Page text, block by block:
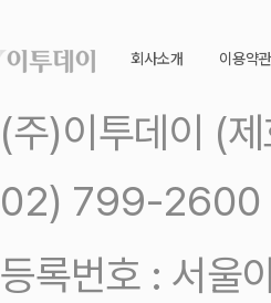
회사소개 이용약관
(주)이투데이 (
02) 799-2600
등록번호 : 서